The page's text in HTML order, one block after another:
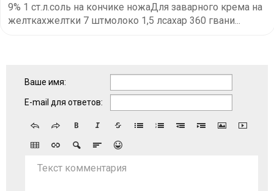
9% 1 ст.л.соль на кончике ножаДля заварного крема на
желткахжелтки 7 штмолоко 1,5 лсахар 360 гвани...
Ваше имя:
E-mail для ответов:
Текст комментария